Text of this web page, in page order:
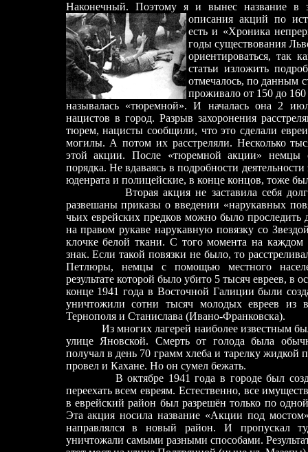
Наконечный. Поэтому я и вынес название в
описания акций по
есть и «Хроника
годы существования
ориентироваться, так
статьи изложить
отмечалось, по данным
проживало от 150 до 160
называлась «тюремной». И началась она 2
нацистов в город. Разрыв захоронения
тюрем, нацисты сообщили, что это сделали
могилы. А потом их расстреляли. Несколько
этой акции. После «тюремной акции» немцы
порядка. Не вдаваясь в подробности
юденрата и полицейские, в конце концов, тоже
Вторая акция не заставила себя
развешаны приказы о введении «нарукавных
чьих еврейских предков можно было проследить
на правом рукаве нарукавную повязку со
клочке белой ткани. С того момента на
знак. Если такой повязки не было, то
Петлюры, немцы с помощью местного
результате которой было убито 5 тысяч евреев, в
конце 1941 года в Восточной Галиции были
уничтожили сотни тысяч молодых евреев из
Тернополя и Станислава (Ивано-Франковска).
Из многих лагерей наиболее известным был
улице Яновской. Смерть от голода была
получал в день 70 грамм хлеба и тарелку жидкой
провел и Кахане. Но он сумел бежать.
В октябре 1941 года в городе был
переехать всем евреям. Естественно, все
в еврейский район был разрешён только по
Эта акция носила название «Акции под
направлялся в новый район. И пропускал
уничтожали самыми разными способами.